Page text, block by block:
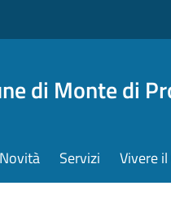
di Monte di
Novità Servizi Vivere